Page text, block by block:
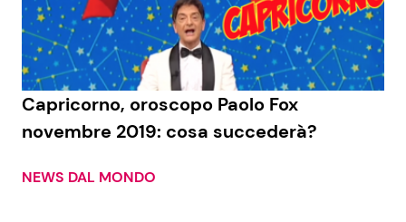
Economia
Persone Scomparse
Politica
Fiction e Serie TV
Programmi TV
Reality e Talent
Capricorno, oroscopo Paolo Fox
novembre 2019: cosa succederà?
NEWS DAL MONDO